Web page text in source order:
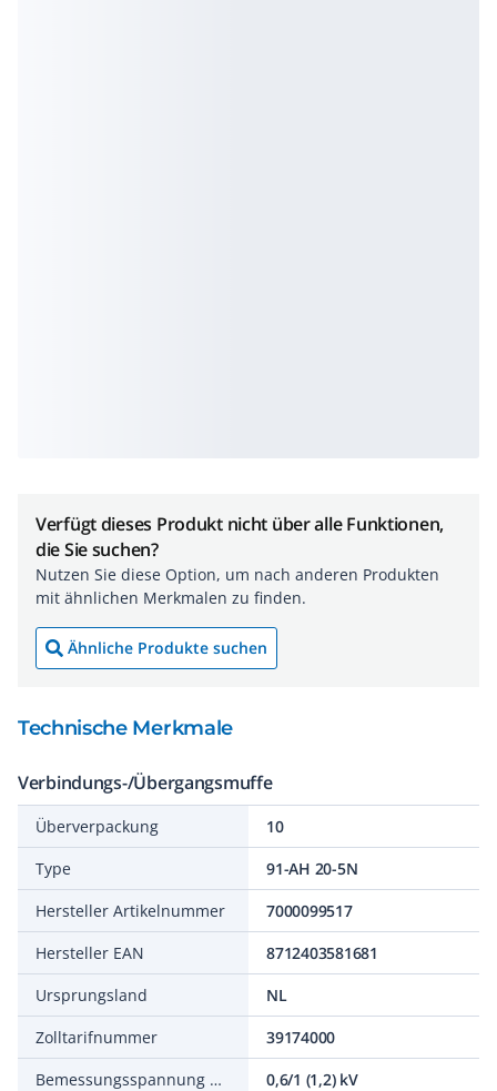
Verfügt dieses Produkt nicht über alle Funktionen,
die Sie suchen?
Nutzen Sie diese Option, um nach anderen Produkten
mit ähnlichen Merkmalen zu finden.
Ähnliche Produkte suchen
Technische Merkmale
Verbindungs-/Übergangsmuffe
Überverpackung
10
Type
91-AH 20-5N
Hersteller Artikelnummer
7000099517
Hersteller EAN
8712403581681
Ursprungsland
NL
Zolltarifnummer
39174000
Bemessungsspannung U0/U (Um)
0,6/1 (1,2) kV